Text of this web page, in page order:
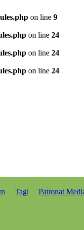
on line 9
on line 24
on line 24
on line 24
Tagi Patronat